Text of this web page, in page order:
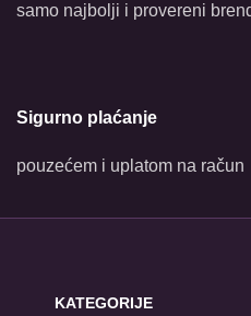
samo najbolji i provereni
Sigurno plaćanje
pouzećem i uplatom na račun
KATEGORIJE